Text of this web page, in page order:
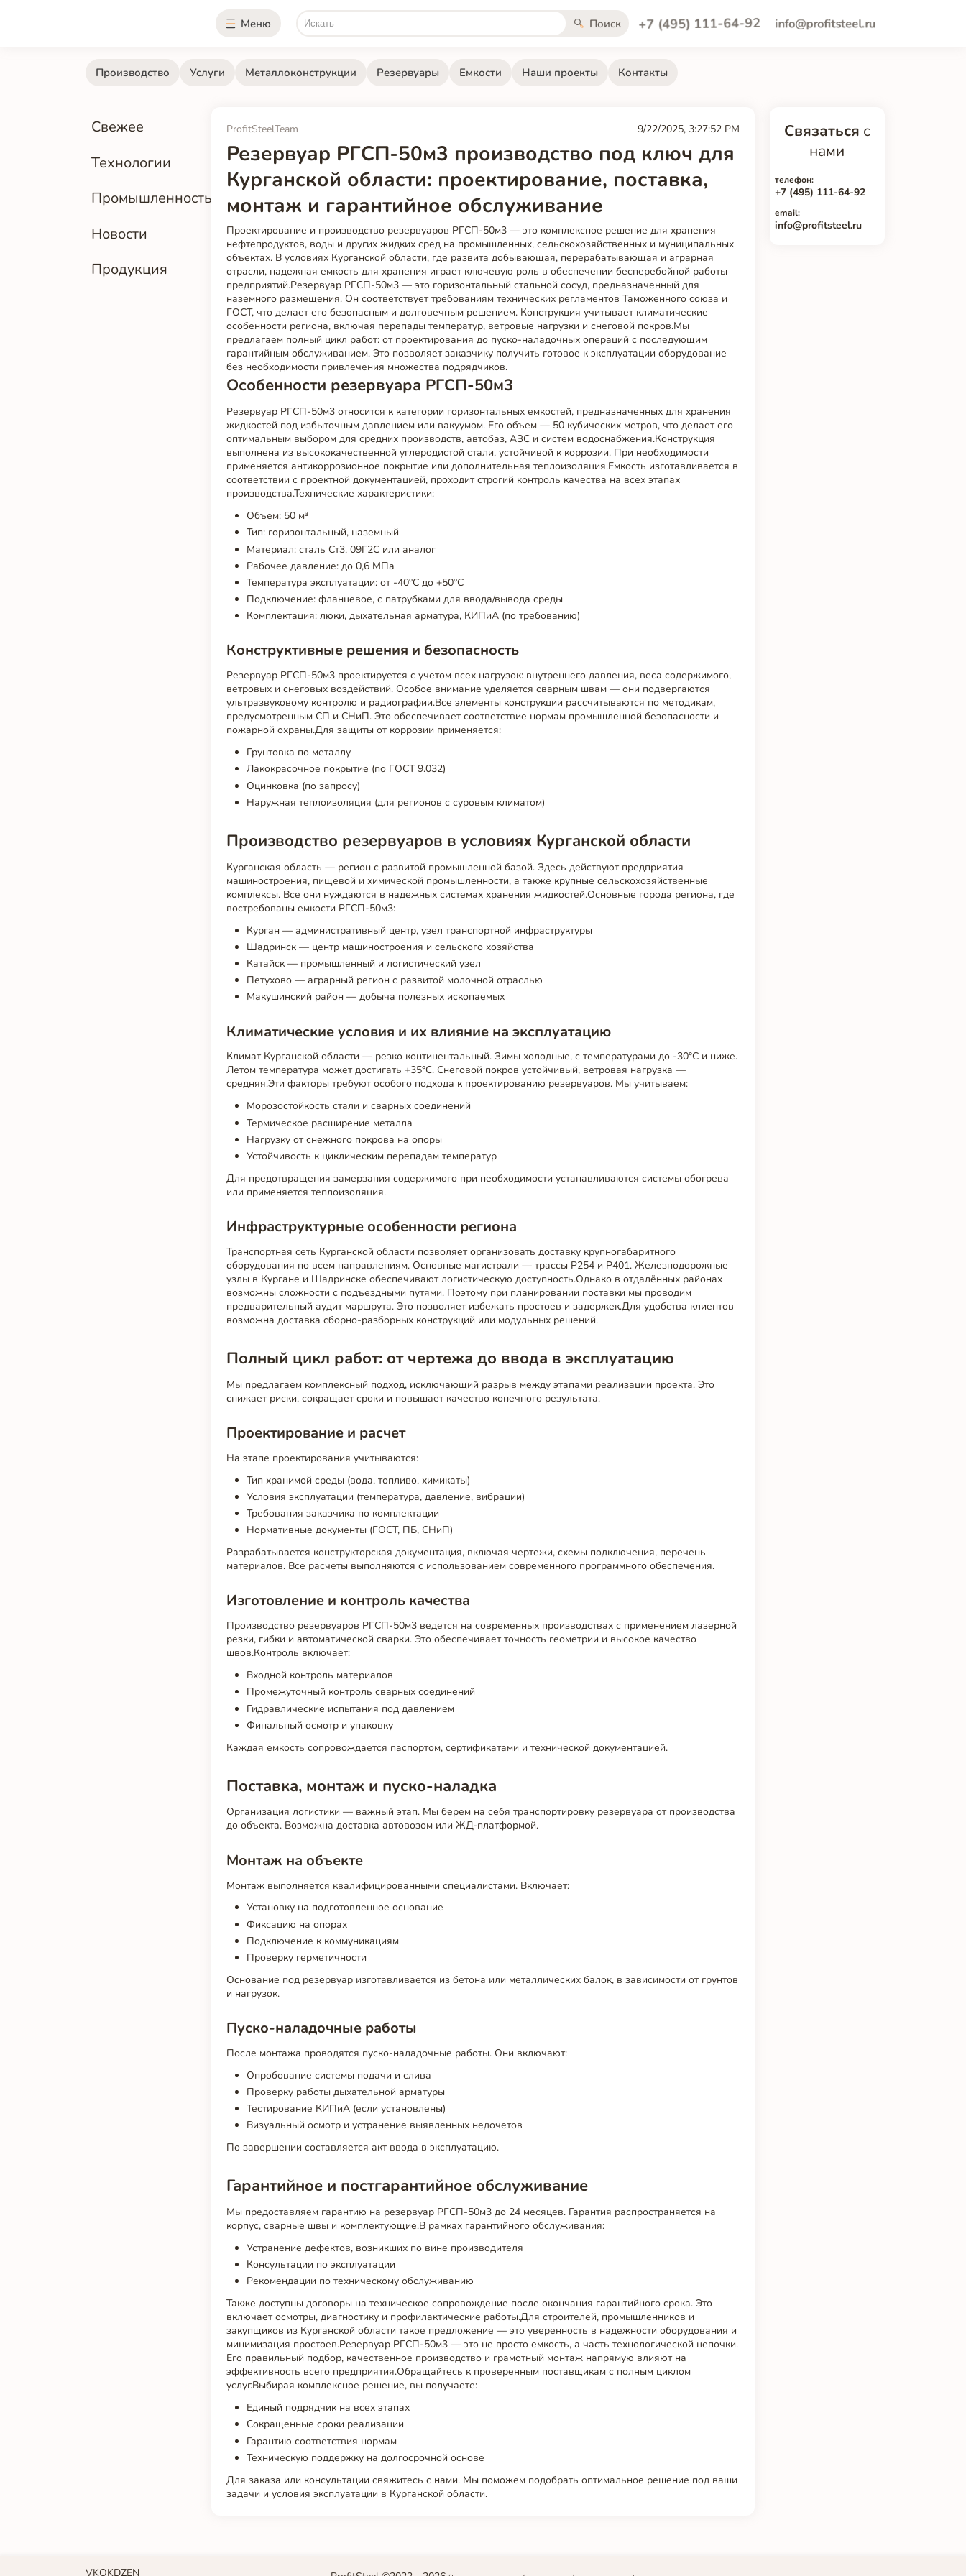
Меню Поиск +7 (495) 111-64-92 info@profitsteel.ru
Производство Услуги Металлоконструкции Резервуары Емкости Наши проекты Контакты
Свежее
Технологии
Промышленность
Новости
Продукция
ProfitSteelTeam 9/22/2025, 3:27:52 PM
Резервуар РГСП-50м3 производство под ключ для
Курганской области: проектирование, поставка,
монтаж и гарантийное обслуживание
Проектирование и производство резервуаров РГСП-50м3 — это комплексное решение для хранения
нефтепродуктов, воды и других жидких сред на промышленных, сельскохозяйственных и муниципальных
объектах. В условиях Курганской области, где развита добывающая, перерабатывающая и аграрная
отрасли, надежная емкость для хранения играет ключевую роль в обеспечении бесперебойной работы
предприятий.Резервуар РГСП-50м3 — это горизонтальный стальной сосуд, предназначенный для
наземного размещения. Он соответствует требованиям технических регламентов Таможенного союза и
ГОСТ, что делает его безопасным и долговечным решением. Конструкция учитывает климатические
особенности региона, включая перепады температур, ветровые нагрузки и снеговой покров.Мы
предлагаем полный цикл работ: от проектирования до пуско-наладочных операций с последующим
гарантийным обслуживанием. Это позволяет заказчику получить готовое к эксплуатации оборудование
без необходимости привлечения множества подрядчиков.
Особенности резервуара РГСП-50м3
Резервуар РГСП-50м3 относится к категории горизонтальных емкостей, предназначенных для хранения
жидкостей под избыточным давлением или вакуумом. Его объем — 50 кубических метров, что делает его
оптимальным выбором для средних производств, автобаз, АЗС и систем водоснабжения.Конструкция
выполнена из высококачественной углеродистой стали, устойчивой к коррозии. При необходимости
применяется антикоррозионное покрытие или дополнительная теплоизоляция.Емкость изготавливается в
соответствии с проектной документацией, проходит строгий контроль качества на всех этапах
производства.Технические характеристики:
Объем: 50 м³
Тип: горизонтальный, наземный
Материал: сталь Ст3, 09Г2С или аналог
Рабочее давление: до 0,6 МПа
Температура эксплуатации: от -40°C до +50°C
Подключение: фланцевое, с патрубками для ввода/вывода среды
Комплектация: люки, дыхательная арматура, КИПиА (по требованию)
Конструктивные решения и безопасность
Резервуар РГСП-50м3 проектируется с учетом всех нагрузок: внутреннего давления, веса содержимого,
ветровых и снеговых воздействий. Особое внимание уделяется сварным швам — они подвергаются
ультразвуковому контролю и радиографии.Все элементы конструкции рассчитываются по методикам,
предусмотренным СП и СНиП. Это обеспечивает соответствие нормам промышленной безопасности и
пожарной охраны.Для защиты от коррозии применяется:
Грунтовка по металлу
Лакокрасочное покрытие (по ГОСТ 9.032)
Оцинковка (по запросу)
Наружная теплоизоляция (для регионов с суровым климатом)
Производство резервуаров в условиях Курганской области
Курганская область — регион с развитой промышленной базой. Здесь действуют предприятия
машиностроения, пищевой и химической промышленности, а также крупные сельскохозяйственные
комплексы. Все они нуждаются в надежных системах хранения жидкостей.Основные города региона, где
востребованы емкости РГСП-50м3:
Курган — административный центр, узел транспортной инфраструктуры
Шадринск — центр машиностроения и сельского хозяйства
Катайск — промышленный и логистический узел
Петухово — аграрный регион с развитой молочной отраслью
Макушинский район — добыча полезных ископаемых
Климатические условия и их влияние на эксплуатацию
Климат Курганской области — резко континентальный. Зимы холодные, с температурами до -30°C и ниже.
Летом температура может достигать +35°C. Снеговой покров устойчивый, ветровая нагрузка —
средняя.Эти факторы требуют особого подхода к проектированию резервуаров. Мы учитываем:
Морозостойкость стали и сварных соединений
Термическое расширение металла
Нагрузку от снежного покрова на опоры
Устойчивость к циклическим перепадам температур
Для предотвращения замерзания содержимого при необходимости устанавливаются системы обогрева
или применяется теплоизоляция.
Инфраструктурные особенности региона
Транспортная сеть Курганской области позволяет организовать доставку крупногабаритного
оборудования по всем направлениям. Основные магистрали — трассы Р254 и Р401. Железнодорожные
узлы в Кургане и Шадринске обеспечивают логистическую доступность.Однако в отдалённых районах
возможны сложности с подъездными путями. Поэтому при планировании поставки мы проводим
предварительный аудит маршрута. Это позволяет избежать простоев и задержек.Для удобства клиентов
возможна доставка сборно-разборных конструкций или модульных решений.
Полный цикл работ: от чертежа до ввода в эксплуатацию
Мы предлагаем комплексный подход, исключающий разрыв между этапами реализации проекта. Это
снижает риски, сокращает сроки и повышает качество конечного результата.
Проектирование и расчет
На этапе проектирования учитываются:
Тип хранимой среды (вода, топливо, химикаты)
Условия эксплуатации (температура, давление, вибрации)
Требования заказчика по комплектации
Нормативные документы (ГОСТ, ПБ, СНиП)
Разрабатывается конструкторская документация, включая чертежи, схемы подключения, перечень
материалов. Все расчеты выполняются с использованием современного программного обеспечения.
Изготовление и контроль качества
Производство резервуаров РГСП-50м3 ведется на современных производствах с применением лазерной
резки, гибки и автоматической сварки. Это обеспечивает точность геометрии и высокое качество
швов.Контроль включает:
Входной контроль материалов
Промежуточный контроль сварных соединений
Гидравлические испытания под давлением
Финальный осмотр и упаковку
Каждая емкость сопровождается паспортом, сертификатами и технической документацией.
Поставка, монтаж и пуско-наладка
Организация логистики — важный этап. Мы берем на себя транспортировку резервуара от производства
до объекта. Возможна доставка автовозом или ЖД-платформой.
Монтаж на объекте
Монтаж выполняется квалифицированными специалистами. Включает:
Установку на подготовленное основание
Фиксацию на опорах
Подключение к коммуникациям
Проверку герметичности
Основание под резервуар изготавливается из бетона или металлических балок, в зависимости от грунтов
и нагрузок.
Пуско-наладочные работы
После монтажа проводятся пуско-наладочные работы. Они включают:
Опробование системы подачи и слива
Проверку работы дыхательной арматуры
Тестирование КИПиА (если установлены)
Визуальный осмотр и устранение выявленных недочетов
По завершении составляется акт ввода в эксплуатацию.
Гарантийное и постгарантийное обслуживание
Мы предоставляем гарантию на резервуар РГСП-50м3 до 24 месяцев. Гарантия распространяется на
корпус, сварные швы и комплектующие.В рамках гарантийного обслуживания:
Устранение дефектов, возникших по вине производителя
Консультации по эксплуатации
Рекомендации по техническому обслуживанию
Также доступны договоры на техническое сопровождение после окончания гарантийного срока. Это
включает осмотры, диагностику и профилактические работы.Для строителей, промышленников и
закупщиков из Курганской области такое предложение — это уверенность в надежности оборудования и
минимизация простоев.Резервуар РГСП-50м3 — это не просто емкость, а часть технологической цепочки.
Его правильный подбор, качественное производство и грамотный монтаж напрямую влияют на
эффективность всего предприятия.Обращайтесь к проверенным поставщикам с полным циклом
услуг.Выбирая комплексное решение, вы получаете:
Единый подрядчик на всех этапах
Сокращенные сроки реализации
Гарантию соответствия нормам
Техническую поддержку на долгосрочной основе
Для заказа или консультации свяжитесь с нами. Мы поможем подобрать оптимальное решение под ваши
задачи и условия эксплуатации в Курганской области.
Связаться с
нами
телефон:
+7 (495) 111-64-92
email:
info@profitsteel.ru
VKOKDZEN